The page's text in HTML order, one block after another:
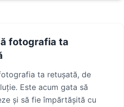
fotografia ta
ta retușată, de
Este acum gata să
și să fie împărtășită cu